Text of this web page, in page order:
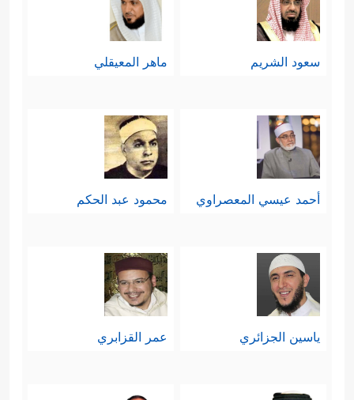
سعود الشريم ماهر المعيقلي
أحمد عيسي المعصراوي محمود عبد الحكم
ياسين الجزائري عمر القزابري